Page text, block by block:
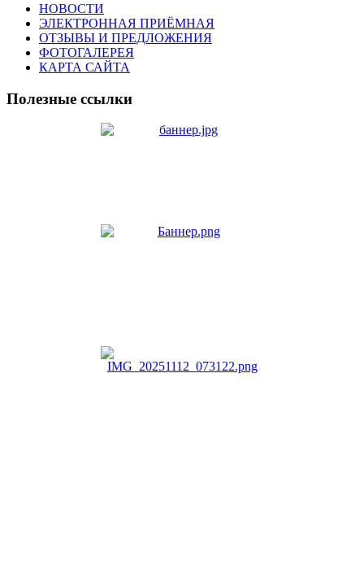
НОВОСТИ
ЭЛЕКТРОННАЯ ПРИЁМНАЯ
ОТЗЫВЫ И ПРЕДЛОЖЕНИЯ
ФОТОГАЛЕРЕЯ
КАРТА САЙТА
Полезные ссылки